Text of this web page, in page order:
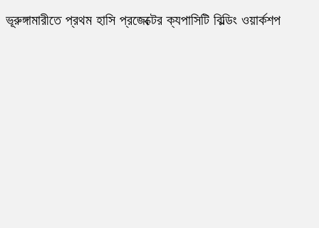
ভূরুঙ্গামারীতে প্রথম হাসি প্রজেক্টের ক্যপাসিটি বিল্ডিং ওয়ার্কশপ